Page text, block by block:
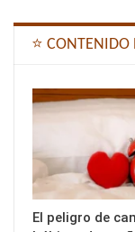
⭐ CONTENIDO
El peligro de